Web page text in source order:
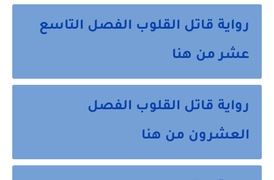
رواية قاتل القلوب الفصل التاسع
عشر من هنا
رواية قاتل القلوب الفصل
العشرون من هنا